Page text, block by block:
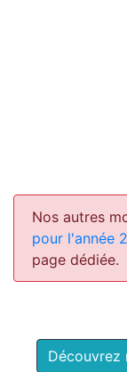
Nos autres
pour l'année
page dédiée.
Découvrez